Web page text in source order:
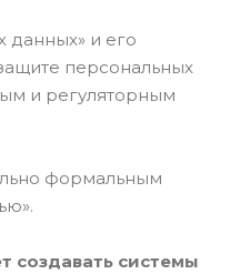
и его
персональных
и регуляторным
формальным
создавать системы